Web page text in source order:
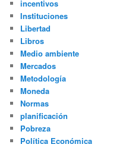
incentivos
Instituciones
Libertad
Libros
Medio ambiente
Mercados
Metodología
Moneda
Normas
planificación
Pobreza
Política Económica